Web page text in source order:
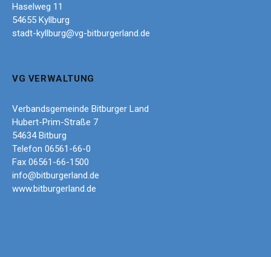
Haselweg 11
54655 Kyllburg
stadt-kyllburg@vg-bitburgerland.de
VG VERWALTUNG
Verbandsgemeinde Bitburger Land
Hubert-Prim-Straße 7
54634 Bitburg
Telefon 06561-66-0
Fax 06561-66-1500
info@bitburgerland.de
www.bitburgerland.de